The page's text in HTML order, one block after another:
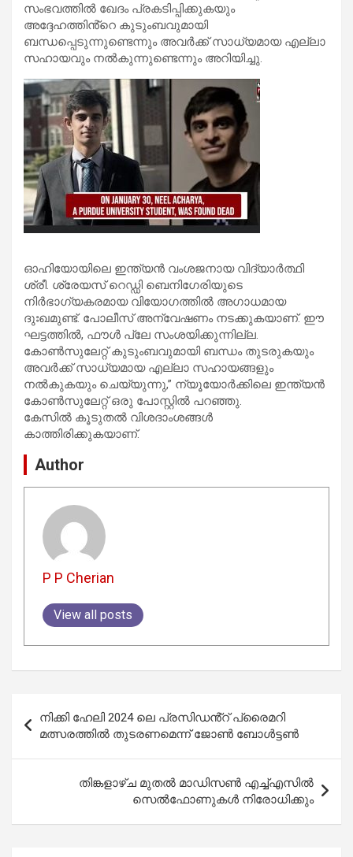
സംഭവത്തിൽ ഖേദം പ്രകടിപ്പിക്കുകയും
അദ്ദേഹത്തിൻ്റെ കുടുംബവുമായി
ബന്ധപ്പെടുന്നുണ്ടെന്നും അവർക്ക് സാധ്യമായ എല്ലാ
സഹായവും നൽകുന്നുണ്ടെന്നും അറിയിച്ചു.
ഓഹിയോയിലെ ഇന്ത്യൻ വംശജനായ വിദ്യാർത്ഥി
ശ്രീ. ശ്രേയസ് റെഡ്ഡി ബെനിഗേരിയുടെ
നിർഭാഗ്യകരമായ വിയോഗത്തിൽ അഗാധമായ
ദുഃഖമുണ്ട്. പോലീസ് അന്വേഷണം നടക്കുകയാണ്. ഈ
ഘട്ടത്തിൽ, ഫൗൾ പ്ലേ സംശയിക്കുന്നില്ല.
കോൺസുലേറ്റ് കുടുംബവുമായി ബന്ധം തുടരുകയും
അവർക്ക് സാധ്യമായ എല്ലാ സഹായങ്ങളും
നൽകുകയും ചെയ്യുന്നു,” ന്യൂയോർക്കിലെ ഇന്ത്യൻ
കോൺസുലേറ്റ് ഒരു പോസ്റ്റിൽ പറഞ്ഞു.
കേസിൽ കൂടുതൽ വിശദാംശങ്ങൾ
കാത്തിരിക്കുകയാണ്.
Author
P P Cherian
View all posts
navigation
നിക്കി ഹേലി 2024 ലെ പ്രസിഡൻ്റ് പ്രൈമറി
മത്സരത്തിൽ തുടരണമെന്ന് ജോൺ ബോൾട്ടൺ
തിങ്കളാഴ്ച മുതൽ മാഡിസൺ എച്ച്എസിൽ
സെൽഫോണുകൾ നിരോധിക്കും